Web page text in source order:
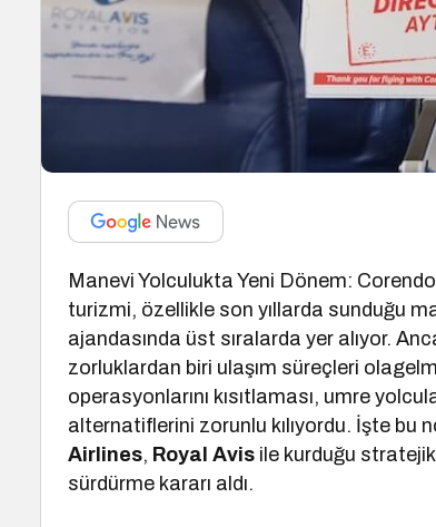
Manevi Yolculukta Yeni Dönem:
turizmi, özellikle son yıllarda sunduğu
ajandasında üst sıralarda yer alıyor.
zorluklardan biri ulaşım süreçleri
operasyonlarını kısıtlaması, umre
alternatiflerini zorunlu kılıyordu. İşte bu
Airlines, Royal Avis ile kurduğu
sürdürme kararı aldı.